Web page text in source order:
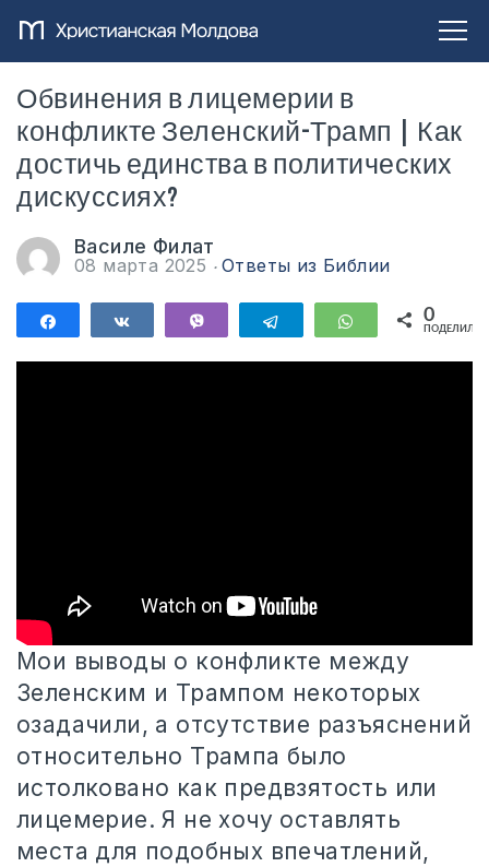
Обвинения в лицемерии в
конфликте Зеленский-Трамп | Как
достичь единства в политических
дискуссиях?
Василе Филат
08 марта 2025 Ответы из Библии
ПоделитьсяПоделиться Telegram WhatsApp
0
Мои выводы о конфликте между
Зеленским и Трампом некоторых
озадачили, а отсутствие разъяснений
относительно Трампа было
истолковано как предвзятость или
лицемерие. Я не хочу оставлять
места для подобных впечатлений,